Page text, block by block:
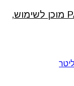
נוזל קירור כחול פיאט מקורי PARAFLU מוכן לשימוש,